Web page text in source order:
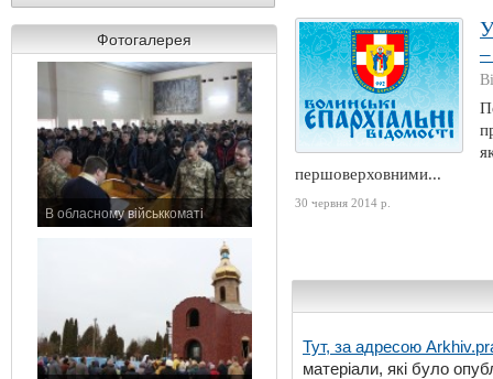
Фотогалерея
В обласному військкоматі
першоверховними...
30 червня 2014 р.
Тут, за адресою
матеріали, які було